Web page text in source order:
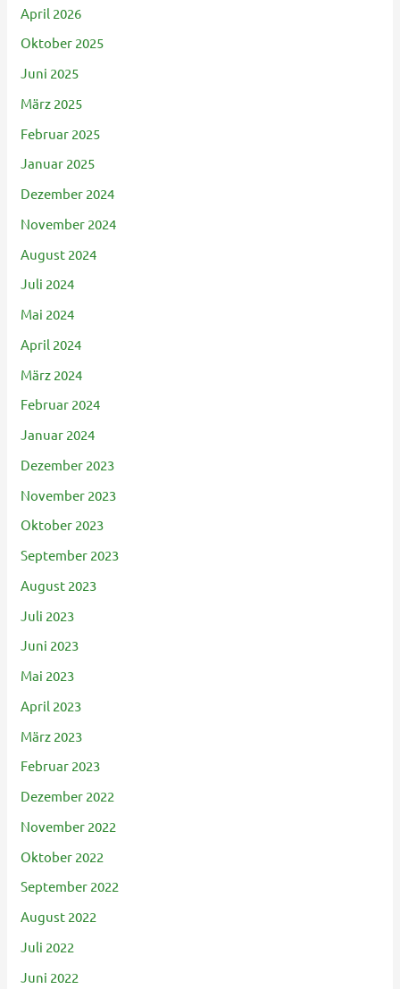
April 2026
Oktober 2025
Juni 2025
März 2025
Februar 2025
Januar 2025
Dezember 2024
November 2024
August 2024
Juli 2024
Mai 2024
April 2024
März 2024
Februar 2024
Januar 2024
Dezember 2023
November 2023
Oktober 2023
September 2023
August 2023
Juli 2023
Juni 2023
Mai 2023
April 2023
März 2023
Februar 2023
Dezember 2022
November 2022
Oktober 2022
September 2022
August 2022
Juli 2022
Juni 2022